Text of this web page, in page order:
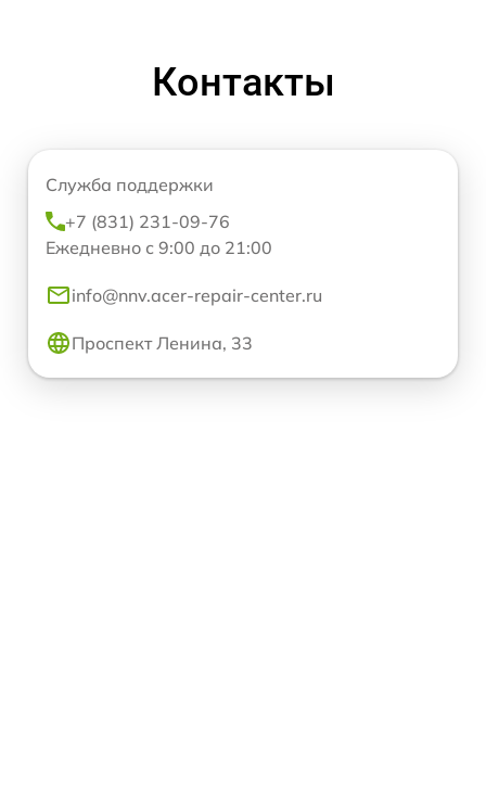
Контакты
Служба поддержки
+7 (831) 231-09-76
Ежедневно с 9:00 до 21:00
info@nnv.acer-repair-center.ru
Проспект Ленина, 33